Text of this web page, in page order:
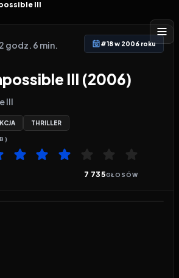
III
2 godz. 6 min. #18 w 2006 roku
III (2006)
III
THRILLER
7 735GŁOSÓW